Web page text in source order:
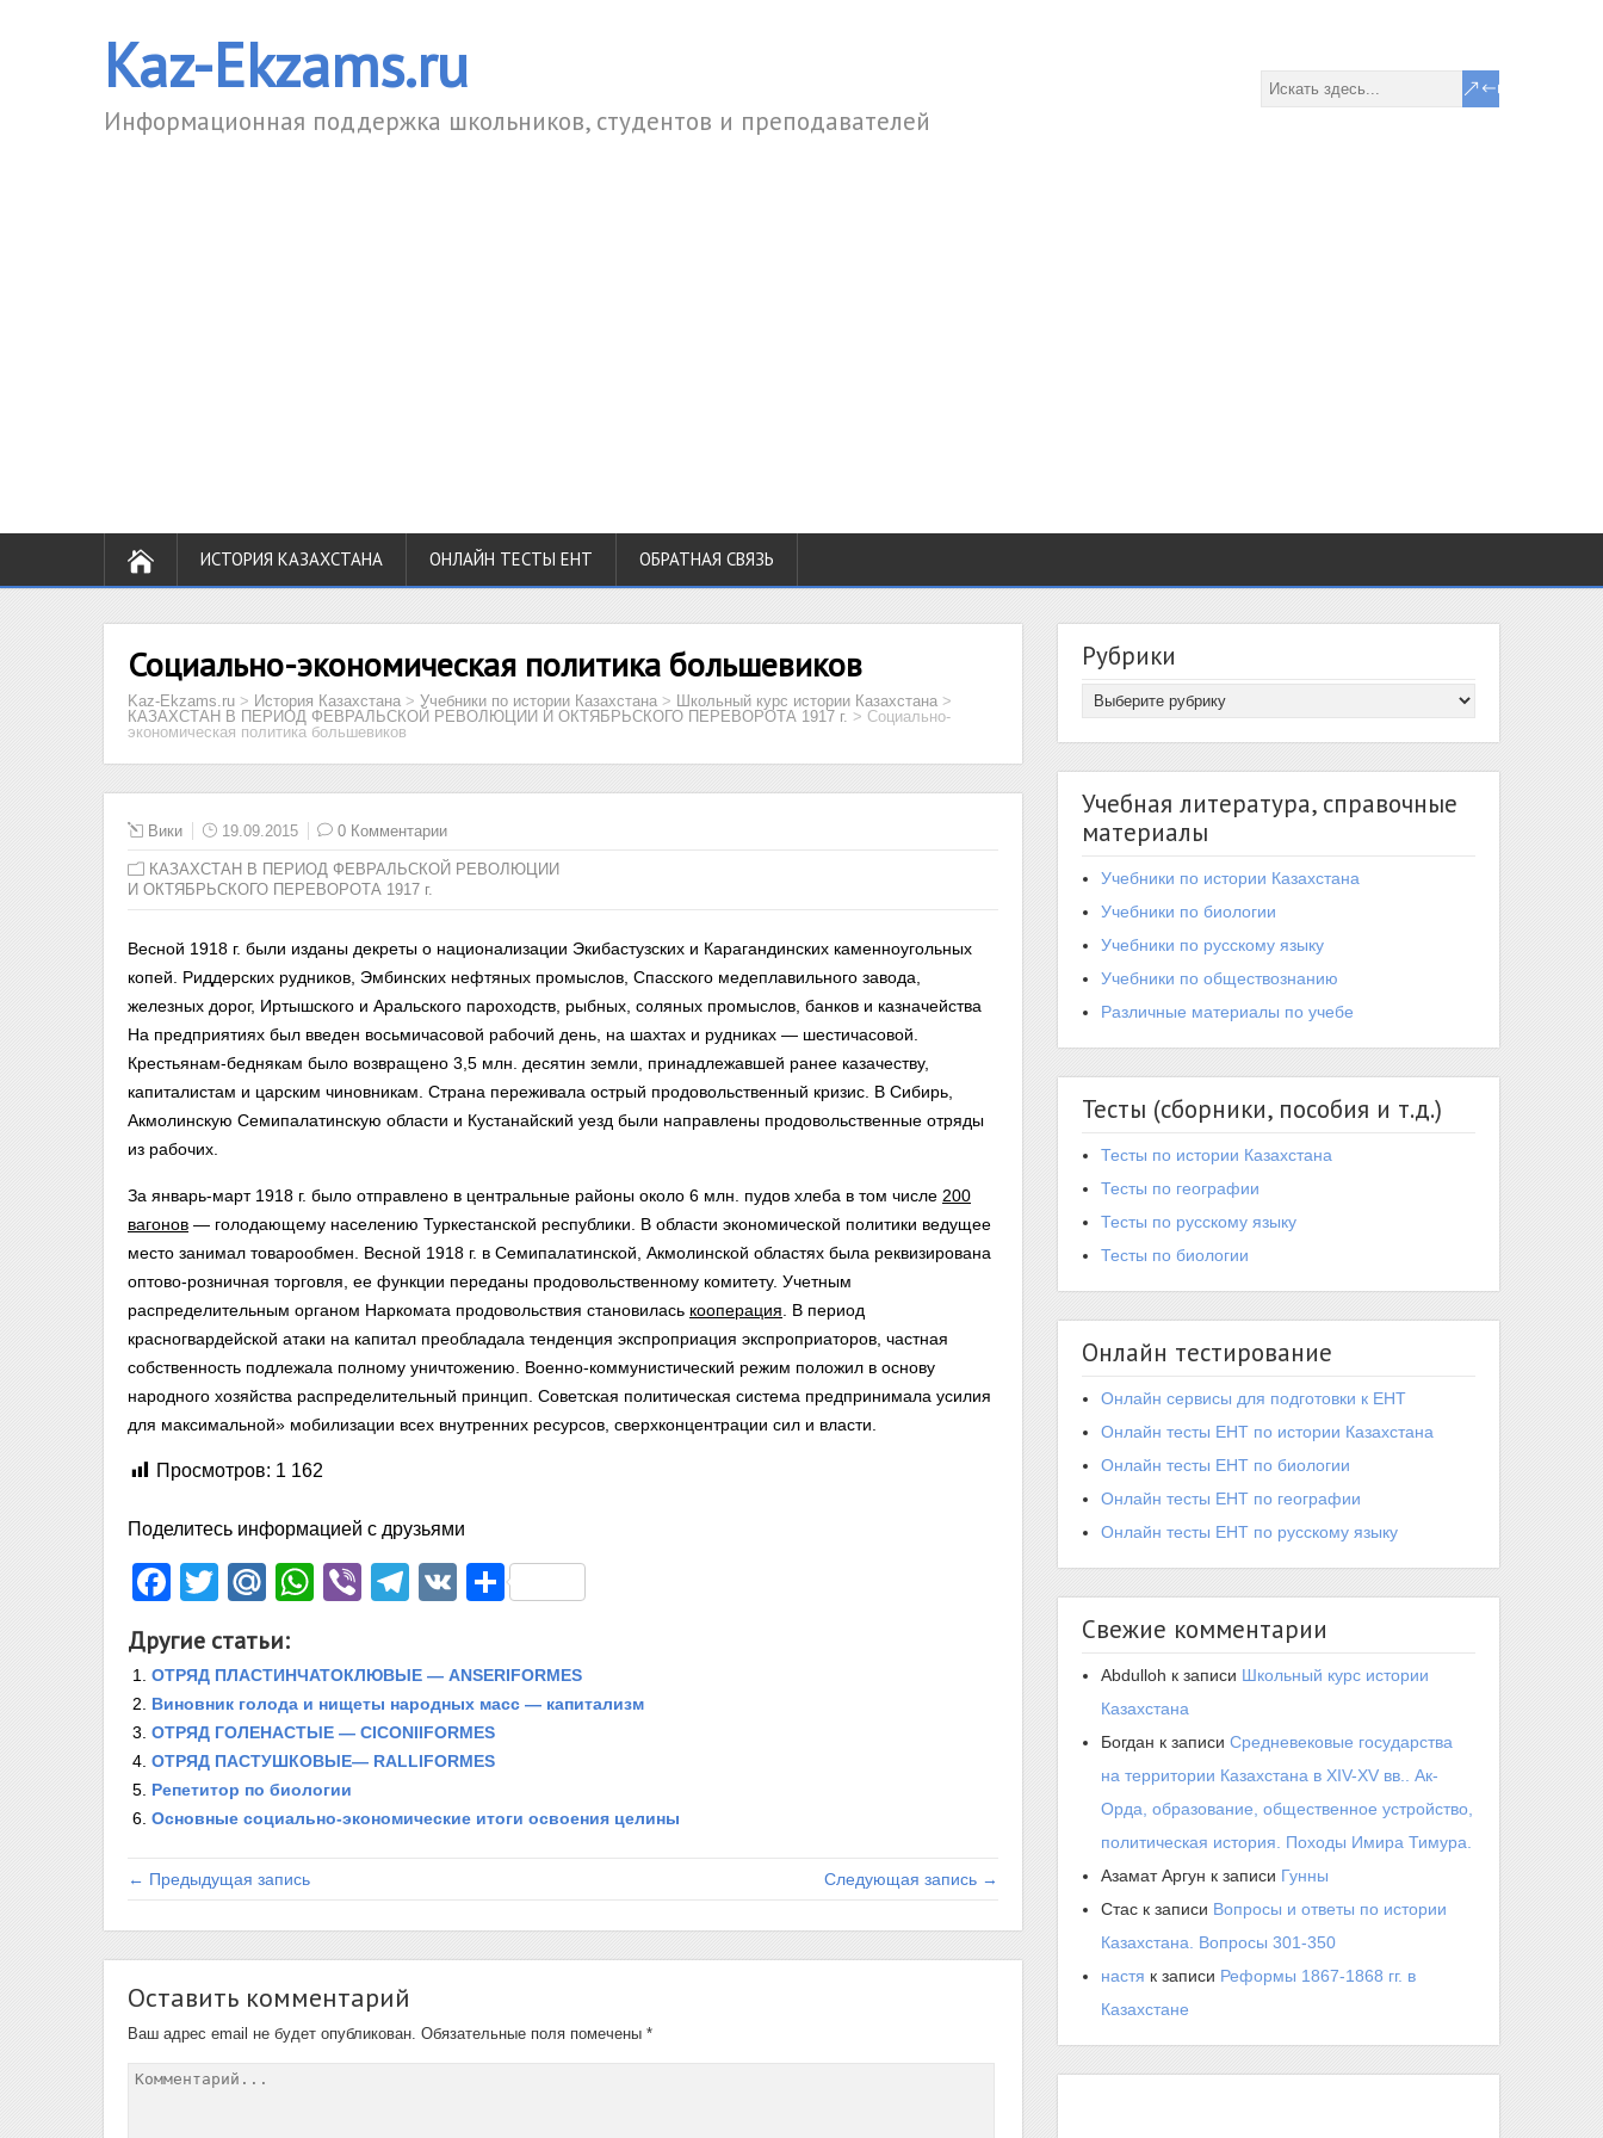
Kaz-Ekzams.ru
Информационная поддержка школьников, студентов и преподавателей
ИСТОРИЯ КАЗАХСТАНА ОНЛАЙН ТЕСТЫ ЕНТ ОБРАТНАЯ СВЯЗЬ
Социально-экономическая политика большевиков
Kaz-Ekzams.ru > История Казахстана > Учебники по истории Казахстана > Школьный курс истории Казахстана >
КАЗАХСТАН В ПЕРИОД ФЕВРАЛЬСКОЙ РЕВОЛЮЦИИ И ОКТЯБРЬСКОГО ПЕРЕВОРОТА 1917 г. > Социально-
экономическая политика большевиков
Вики 19.09.2015 0 Комментарии
КАЗАХСТАН В ПЕРИОД ФЕВРАЛЬСКОЙ РЕВОЛЮЦИИ
И ОКТЯБРЬСКОГО ПЕРЕВОРОТА 1917 г.
Весной 1918 г. были изданы декреты о национализации Экибастузских и Карагандинских каменноугольных
копей. Риддерских рудников, Эмбинских нефтяных промыслов, Спасского медеплавильного завода,
железных дорог, Иртышского и Аральского пароходств, рыбных, соляных промыслов, банков и казначейства
На предприятиях был введен восьмичасовой рабочий день, на шахтах и рудниках — шестичасовой.
Крестьянам-беднякам было возвращено 3,5 млн. десятин земли, принадлежавшей ранее казачеству,
капиталистам и царским чиновникам. Страна переживала острый продовольственный кризис. В Сибирь,
Акмолинскую Семипалатинскую области и Кустанайский уезд были направлены продовольственные отряды
из рабочих.
За январь-март 1918 г. было отправлено в центральные районы около 6 млн. пудов хлеба в том числе 200
вагонов — голодающему населению Туркестанской республики.
В области экономической политики ведущее
место занимал товарообмен. Весной 1918 г. в Семипалатинской, Акмолинской областях была реквизирована
оптово-розничная торговля, ее функции переданы продовольственному комитету. Учетным
распределительным органом Наркомата продовольствия становилась кооперация
В период
красногвардейской атаки на капитал преобладала тенденция экспроприация экспроприаторов, частная
собственность подлежала полному уничтожению. Военно-коммунистический режим положил в основу
народного хозяйства распределительный принцип. Советская политическая система предпринимала усилия
для максимальной» мобилизации всех внутренних ресурсов, сверхконцентрации сил и власти.
Просмотров: 1 162
Поделитесь информацией с друзьями
Facebook
TwitterMail.Ru
WhatsApp
ViberTelegram
VK Отправить
Другие статьи:
ОТРЯД ПЛАСТИНЧАТОКЛЮВЫЕ — ANSERIFORMES
Виновник голода и нищеты народных масс — капитализм
ОТРЯД ГОЛЕНАСТЫЕ — CICONIIFORMES
ОТРЯД ПАСТУШКОВЫЕ— RALLIFORMES
Репетитор по биологии
Основные социально-экономические итоги освоения целины
← Предыдущая запись Следующая запись →
Оставить комментарий
Ваш адрес email не будет опубликован. Обязательные поля помечены *
Рубрики
Учебная литература, справочные
материалы
Учебники по истории Казахстана
Учебники по биологии
Учебники по русскому языку
Учебники по обществознанию
Различные материалы по учебе
Тесты (сборники, пособия и т.д.)
Тесты по истории Казахстана
Тесты по географии
Тесты по русскому языку
Тесты по биологии
Онлайн тестирование
Онлайн сервисы для подготовки к ЕНТ
Онлайн тесты ЕНТ по истории Казахстана
Онлайн тесты ЕНТ по биологии
Онлайн тесты ЕНТ по географии
Онлайн тесты ЕНТ по русскому языку
Свежие комментарии
Abdulloh к записи Школьный курс истории
Казахстана
Богдан к записи Средневековые государства
на территории Казахстана в XIV-XV вв.. Ак-
Орда, образование, общественное устройство,
политическая история. Походы Имира Тимура.
Азамат Аргун к записи Гунны
Стас к записи Вопросы и ответы по истории
Казахстана. Вопросы 301-350
настя к записи Реформы 1867-1868 гг. в
Казахстане